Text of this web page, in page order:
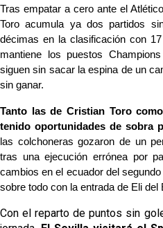
Tras empatar a cero ante el
Toro acumula ya dos partidos
décimas en la clasificación con
mantiene los puestos
siguen sin sacar la espina de un
sin ganar.
Tanto las de Cristian Toro
tenido oportunidades de sobra
las colchoneras gozaron de un
tras una ejecución errónea por
cambios en el ecuador del
sobre todo con la entrada de Eli del
Con el reparto de puntos sin